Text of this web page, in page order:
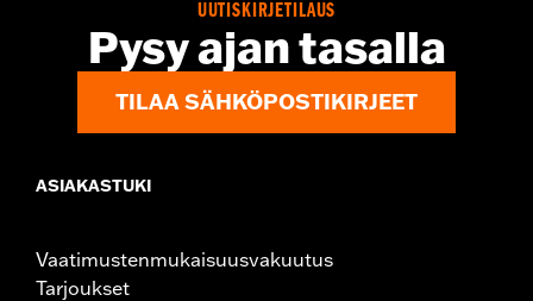
UUTISKIRJETILAUS
Pysy ajan tasalla
TILAA SÄHKÖPOSTIKIRJEET
ASIAKASTUKI
Vaatimustenmukaisuusvakuutus
Tarjoukset